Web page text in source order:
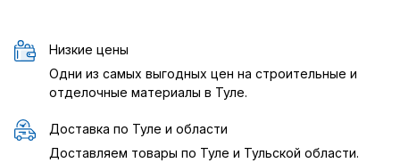
Низкие цены
Одни из самых выгодных цен на строительные и
отделочные материалы в Туле.
Доставка по Туле и области
Доставляем товары по Туле и Тульской области.